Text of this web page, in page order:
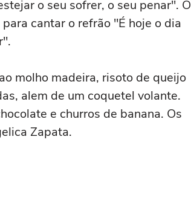
o seu sofrer, o seu penar". O
cantar o refrão "É hoje o dia
molho madeira, risoto de queijo
alem de um coquetel volante.
e churros de banana. Os
Zapata.